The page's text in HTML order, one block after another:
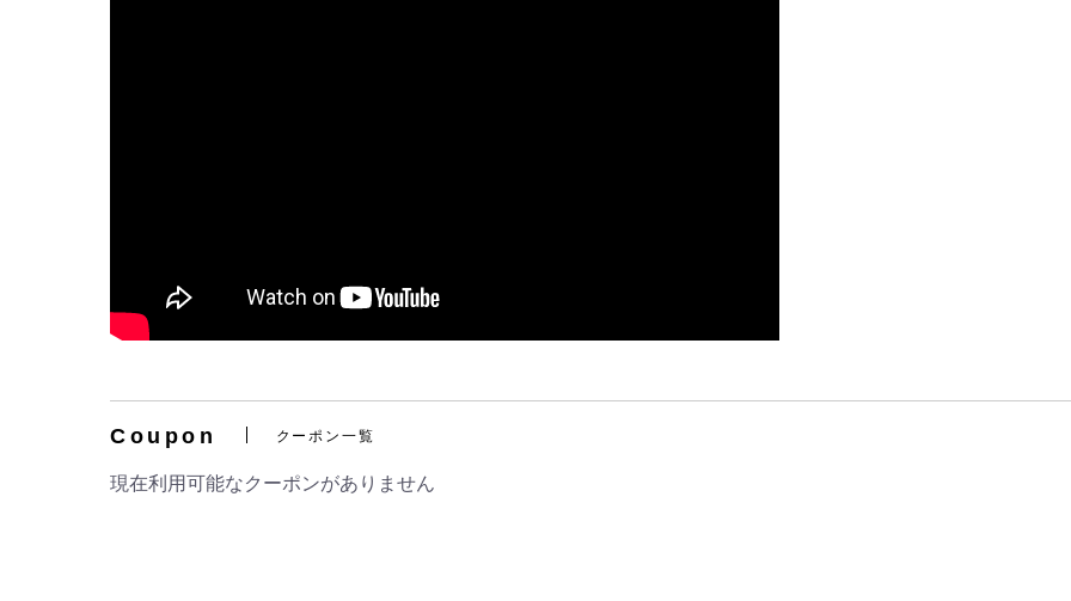
Coupon クーポン一覧
現在利用可能なクーポンがありません